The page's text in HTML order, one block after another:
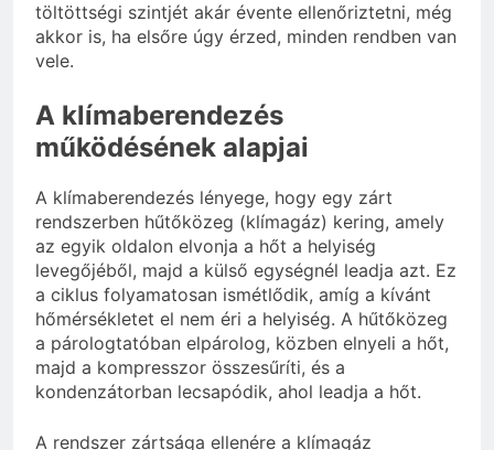
töltöttségi szintjét akár évente ellenőriztetni, még
akkor is, ha elsőre úgy érzed, minden rendben van
vele.
A klímaberendezés
működésének alapjai
A klímaberendezés lényege, hogy egy zárt
rendszerben hűtőközeg (klímagáz) kering, amely
az egyik oldalon elvonja a hőt a helyiség
levegőjéből, majd a külső egységnél leadja azt. Ez
a ciklus folyamatosan ismétlődik, amíg a kívánt
hőmérsékletet el nem éri a helyiség. A hűtőközeg
a párologtatóban elpárolog, közben elnyeli a hőt,
majd a kompresszor összesűríti, és a
kondenzátorban lecsapódik, ahol leadja a hőt.
A rendszer zártsága ellenére a klímagáz